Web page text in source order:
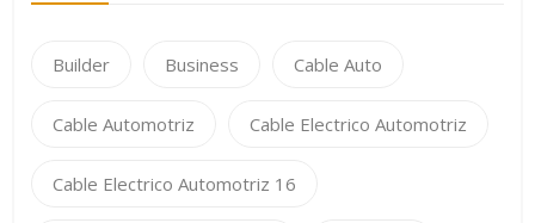
Builder Business Cable Auto
Cable Automotriz Cable Electrico Automotriz
Cable Electrico Automotriz 16